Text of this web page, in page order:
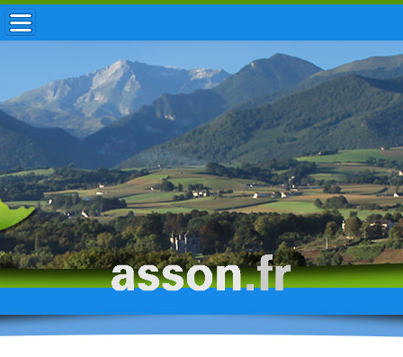
ACCUEIL / INFOS
MUNICIPALITÉ
VIE LOCALE
ENFANCE
TOURISME
HISTOIRE